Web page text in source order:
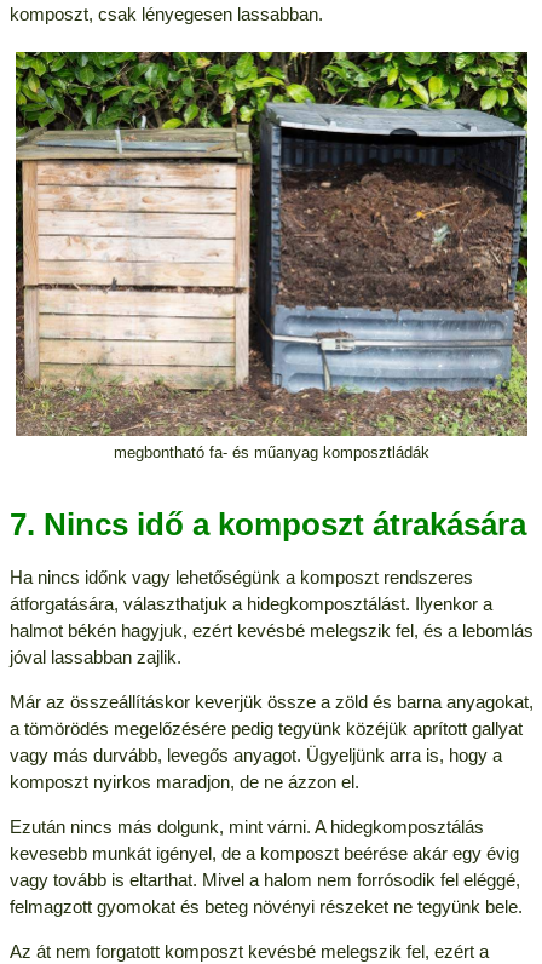
komposzt, csak lényegesen lassabban.
megbontható fa- és műanyag komposztládák
7. Nincs idő a komposzt átrakására
Ha nincs időnk vagy lehetőségünk a komposzt rendszeres
átforgatására, választhatjuk a hidegkomposztálást. Ilyenkor a
halmot békén hagyjuk, ezért kevésbé melegszik fel, és a lebomlás
jóval lassabban zajlik.
Már az összeállításkor keverjük össze a zöld és barna anyagokat,
a tömörödés megelőzésére pedig tegyünk közéjük aprított gallyat
vagy más durvább, levegős anyagot. Ügyeljünk arra is, hogy a
komposzt nyirkos maradjon, de ne ázzon el.
Ezután nincs más dolgunk, mint várni. A hidegkomposztálás
kevesebb munkát igényel, de a komposzt beérése akár egy évig
vagy tovább is eltarthat. Mivel a halom nem forrósodik fel eléggé,
felmagzott gyomokat és beteg növényi részeket ne tegyünk bele.
Az át nem forgatott komposzt kevésbé melegszik fel, ezért a